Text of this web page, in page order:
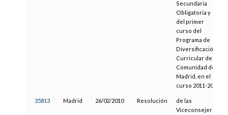
Secundaria
Obligatoria y
del primer
curso del
Programa de
Diversificación
Curricular de la
Comunidad de
Madrid, en el
curso 2011-2012
35813 Madrid 26/02/2010 Resolución
de las
Viceconsejerías